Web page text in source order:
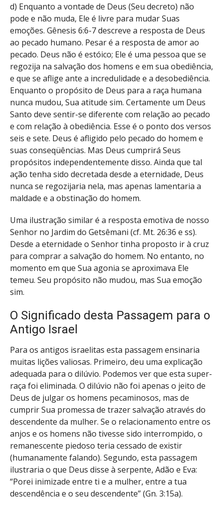
d) Enquanto a vontade de Deus (Seu decreto) não
pode e não muda, Ele é livre para mudar Suas
emoções. Gênesis 6:6-7 descreve a resposta de Deus
ao pecado humano. Pesar é a resposta de amor ao
pecado. Deus não é estóico; Ele é uma pessoa que se
regozija na salvação dos homens e em sua obediência,
e que se aflige ante a incredulidade e a desobediência.
Enquanto o propósito de Deus para a raça humana
nunca mudou, Sua atitude sim. Certamente um Deus
Santo deve sentir-se diferente com relação ao pecado
e com relação à obediência. Esse é o ponto dos versos
seis e sete. Deus é afligido pelo pecado do homem e
suas conseqüências. Mas Deus cumprirá Seus
propósitos independentemente disso. Ainda que tal
ação tenha sido decretada desde a eternidade, Deus
nunca se regozijaria nela, mas apenas lamentaria a
maldade e a obstinação do homem.
Uma ilustração similar é a resposta emotiva de nosso
Senhor no Jardim do Getsêmani (cf. Mt. 26:36 e ss).
Desde a eternidade o Senhor tinha proposto ir à cruz
para comprar a salvação do homem. No entanto, no
momento em que Sua agonia se aproximava Ele
temeu. Seu propósito não mudou, mas Sua emoção
sim.
O Significado desta Passagem para o
Antigo Israel
Para os antigos israelitas esta passagem ensinaria
muitas lições valiosas. Primeiro, deu uma explicação
adequada para o dilúvio. Podemos ver que esta super-
raça foi eliminada. O dilúvio não foi apenas o jeito de
Deus de julgar os homens pecaminosos, mas de
cumprir Sua promessa de trazer salvação através do
descendente da mulher. Se o relacionamento entre os
anjos e os homens não tivesse sido interrompido, o
remanescente piedoso teria cessado de existir
(humanamente falando). Segundo, esta passagem
ilustraria o que Deus disse à serpente, Adão e Eva:
“Porei inimizade entre ti e a mulher, entre a tua
descendência e o seu descendente” (Gn. 3:15a).